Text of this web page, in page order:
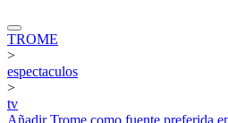
TROME
>
espectaculos
>
tv
AñadirTrome como fuente preferida